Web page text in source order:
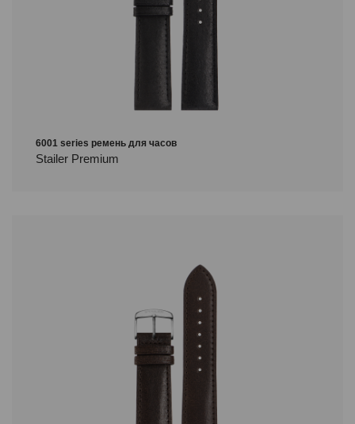
6001 series ремень для часов
Stailer Premium